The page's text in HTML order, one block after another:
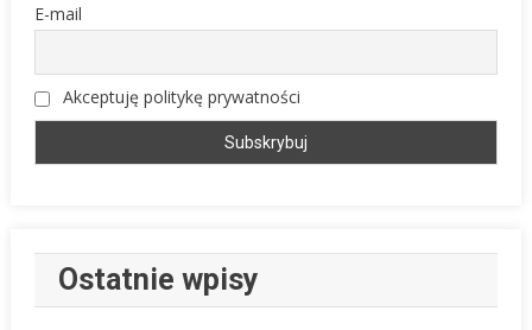
E-mail
Akceptuję politykę prywatności
Ostatnie wpisy